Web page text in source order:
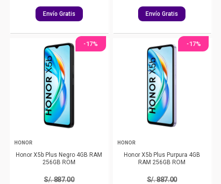
Envío Gratis Envío Gratis
-17%
HONOR
Honor X5b Plus Negro 4GB RAM
256GB ROM
S/.887.00
-17%
HONOR
Honor X5b Plus Purpura 4GB
RAM 256GB ROM
S/.887.00